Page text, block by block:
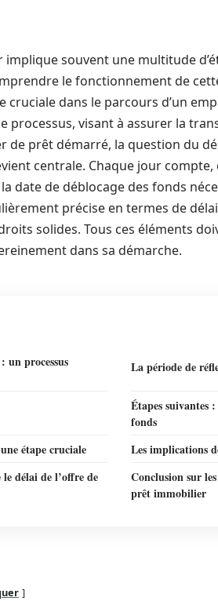
implique souvent une multitude
le fonctionnement de
dans le parcours d’un
processus, visant à assurer la
de prêt démarré, la question du
centrale. Chaque jour
date de déblocage des fonds
précise en termes de
solides. Tous ces éléments
dans sa démarche.
un processus
La période de
Étapes suivantes
fonds
étape cruciale
Les implications
délai de l’offre de
Conclusion sur
prêt immobilier